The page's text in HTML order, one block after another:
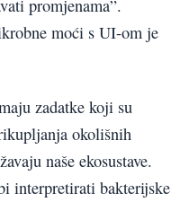
promjenama”.
moći s UI-om je
zadatke koji su
okolišnih
naše ekosustave.
interpretirati bakterijske